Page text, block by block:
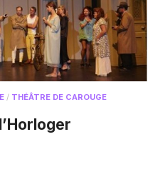
/ THÉÂTRE DE CAROUGE